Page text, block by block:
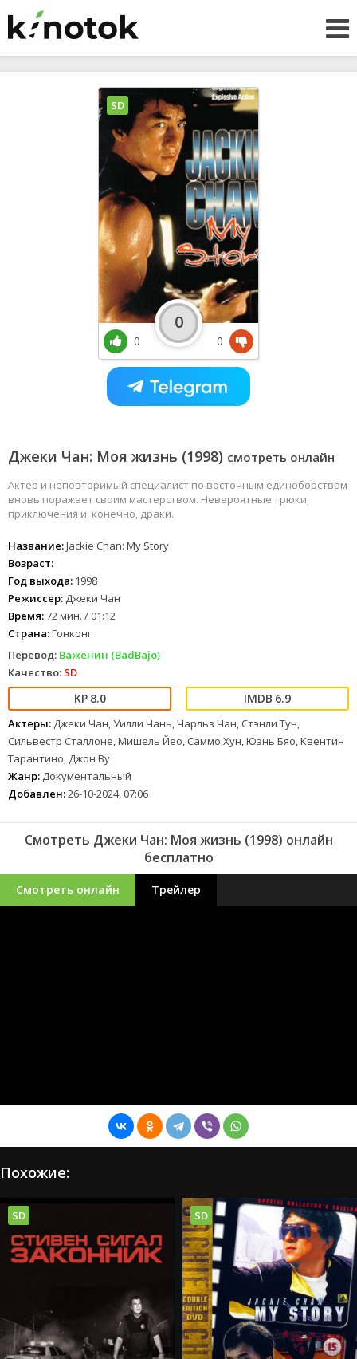
Джеки Чан: Моя жизнь (1998) смотреть онлайн
Актер и неповторимый специалист по восточным единоборствам
вновь поражает своим мастерством. Невероятные трюки,
приключения и, конечно, драки.
Название:Jackie Chan: My Story
Возраст:
Год выхода: 1998
Режиссер: Джеки Чан
Время:72 мин. / 01:12
Страна:Гонконг
Перевод: Важенин (BadBajo)
Качество: SD
8.0 6.9
Актеры: Джеки Чан, Уилли Чань, Чарльз Чан, Стэнли Тун,
Сильвестр Сталлоне, Мишель Йео, Саммо Хун, Юэнь Бяо, Квентин
Тарантино, Джон Ву
Жанр: Документальный
Добавлен:26-10-2024, 07:06
SD
0
0
0
Смотреть Джеки Чан: Моя жизнь (1998) онлайн
бесплатно
Смотреть онлайн Трейлер
Похожие:
SD SD